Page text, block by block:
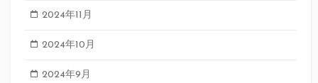
2024年11月
2024年10月
2024年9月